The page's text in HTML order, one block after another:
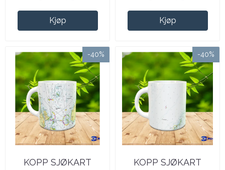
Kjøp Kjøp
-40%
KOPP SJØKART
-40%
KOPP SJØKART